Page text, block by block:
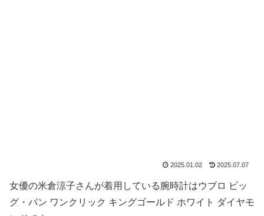
2025.01.02 2025.07.07
女優の米倉涼子さんが着用している腕時計はウブロ ビッ
グ・バン ワンクリック キングゴールド ホワイト ダイヤモ